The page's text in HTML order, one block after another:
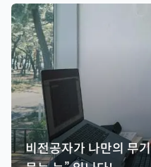
비전공자가 나만의 무